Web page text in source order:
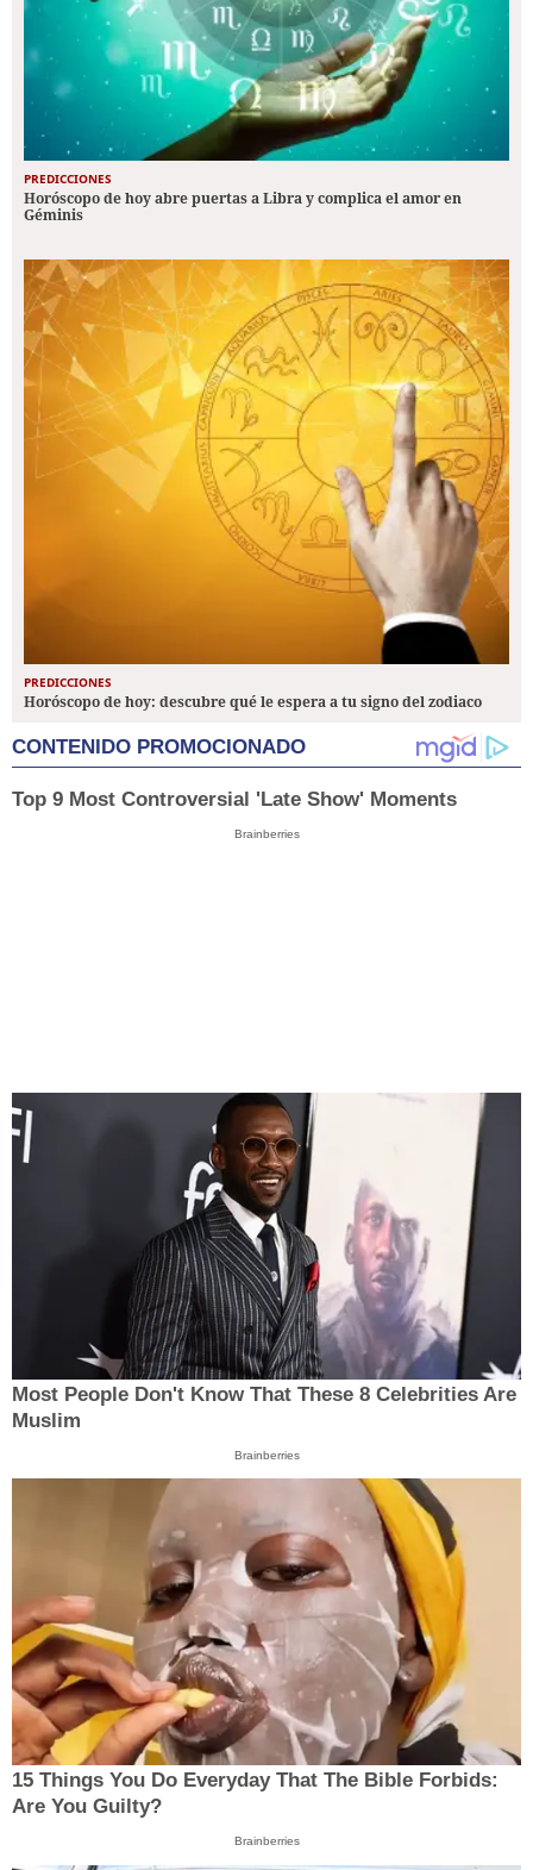
PREDICCIONES
Horóscopo de hoy abre puertas a Libra y complica el amor en
Géminis
PREDICCIONES
Horóscopo de hoy: descubre qué le espera a tu signo del zodiaco
CONTENIDO PROMOCIONADO
Top 9 Most Controversial 'Late Show' Moments
Brainberries
Most People Don't Know That These 8 Celebrities Are
Muslim
Brainberries
15 Things You Do Everyday That The Bible Forbids:
Are You Guilty?
Brainberries